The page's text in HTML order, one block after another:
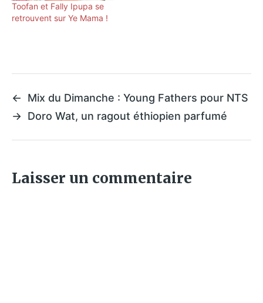
Toofan et Fally Ipupa se
retrouvent sur Ye Mama !
←
Mix du Dimanche : Young Fathers pour NTS
→ Doro Wat, un ragout éthiopien parfumé
Laisser un commentaire